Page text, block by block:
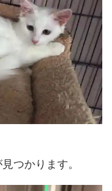
つかります。